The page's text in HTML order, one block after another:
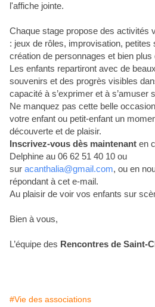
l'affiche jointe.
Chaque stage propose des activités
: jeux de rôles, improvisation, petites
création de personnages et bien plus
Les enfants repartiront avec de beaux
souvenirs et des progrès visibles
capacité à s’exprimer et à s’amuser
Ne manquez pas cette belle
votre enfant ou petit-enfant un
découverte et de plaisir.
Inscrivez-vous dès maintenant en
Delphine au 06 62 51 40 10 ou
sur acanthalia@gmail.com, ou en
répondant à cet e-mail.
Au plaisir de voir vos enfants sur
Bien à vous,
L’équipe des Rencontres de Saint-
#Vie des associations